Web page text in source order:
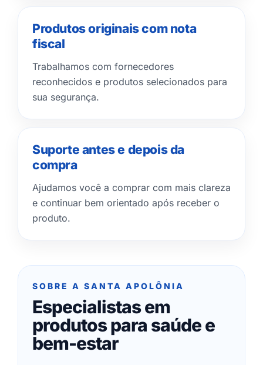
Produtos originais com nota
fiscal
Trabalhamos com fornecedores
reconhecidos e produtos selecionados para
sua segurança.
Suporte antes e depois da
compra
Ajudamos você a comprar com mais clareza
e continuar bem orientado após receber o
produto.
SOBRE A SANTA APOLÔNIA
Especialistas em
produtos para saúde e
bem-estar